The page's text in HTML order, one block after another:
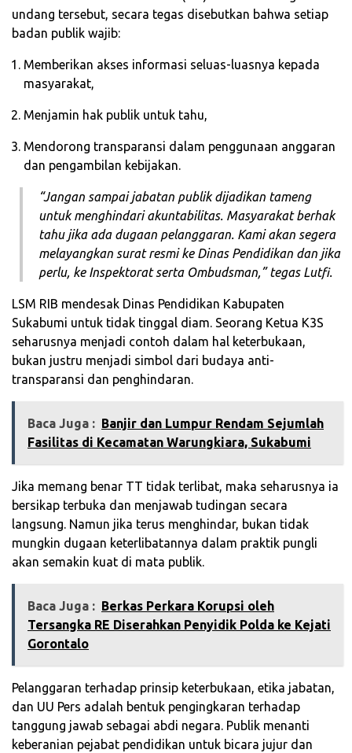
undang tersebut, secara tegas disebutkan bahwa setiap
badan publik wajib:
Memberikan akses informasi seluas-luasnya kepada
masyarakat,
Menjamin hak publik untuk tahu,
Mendorong transparansi dalam penggunaan anggaran
dan pengambilan kebijakan.
“Jangan sampai jabatan publik dijadikan tameng
untuk menghindari akuntabilitas. Masyarakat berhak
tahu jika ada dugaan pelanggaran. Kami akan segera
melayangkan surat resmi ke Dinas Pendidikan dan jika
perlu, ke Inspektorat serta Ombudsman,” tegas Lutfi.
LSM RIB mendesak Dinas Pendidikan Kabupaten
Sukabumi untuk tidak tinggal diam. Seorang Ketua K3S
seharusnya menjadi contoh dalam hal keterbukaan,
bukan justru menjadi simbol dari budaya anti-
transparansi dan penghindaran.
Baca Juga : Banjir dan Lumpur Rendam Sejumlah
Fasilitas di Kecamatan Warungkiara, Sukabumi
Jika memang benar TT tidak terlibat, maka seharusnya ia
bersikap terbuka dan menjawab tudingan secara
langsung. Namun jika terus menghindar, bukan tidak
mungkin dugaan keterlibatannya dalam praktik pungli
akan semakin kuat di mata publik.
Baca Juga : ‎Berkas Perkara Korupsi oleh
Tersangka RE Diserahkan Penyidik Polda ke Kejati
Gorontalo
Pelanggaran terhadap prinsip keterbukaan, etika jabatan,
dan UU Pers adalah bentuk pengingkaran terhadap
tanggung jawab sebagai abdi negara. Publik menanti
keberanian pejabat pendidikan untuk bicara jujur dan